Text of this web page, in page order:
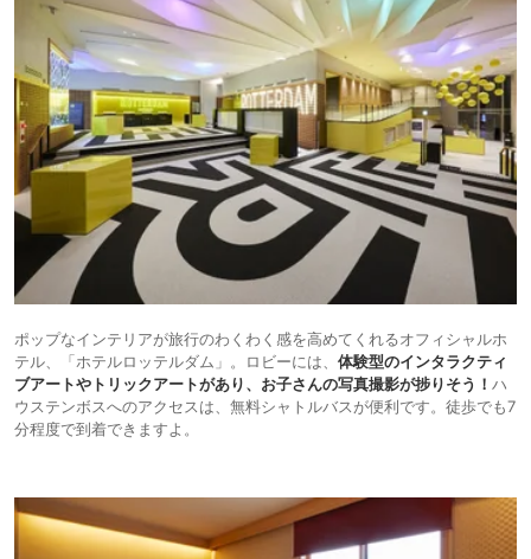
ポップなインテリアが旅行のわくわく感を高めてくれるオフィシャルホ
テル、「ホテルロッテルダム」。ロビーには、 体験型のインタラクティ
ブアートやトリックアートがあり、お子さんの写真撮影が捗りそう！ ハ
ウステンボスへのアクセスは、無料シャトルバスが便利です。徒歩でも7
分程度で到着できますよ。